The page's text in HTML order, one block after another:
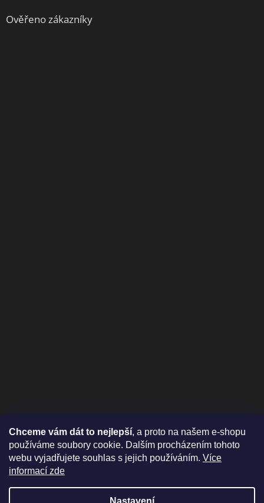
Chceme vám dát to nejlepší, a proto na našem e-shopu
používáme soubory cookie. Dalším procházením tohoto
webu vyjadřujete souhlas s jejich používáním. Více
informací zde
Nastavení
Ověřeno zákazníky